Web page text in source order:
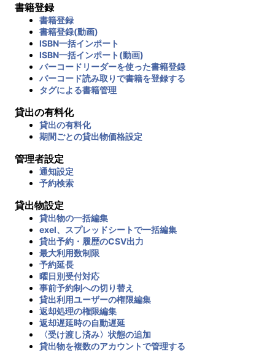
書籍登録
書籍登録
書籍登録(動画)
ISBN一括インポート
ISBN一括インポート(動画)
バーコードリーダーを使った書籍登録
バーコード読み取りで書籍を登録する
タグによる書籍管理
貸出の有料化
貸出の有料化
期間ごとの貸出物価格設定
管理者設定
通知設定
予約検索
貸出物設定
貸出物の一括編集
exel、スプレッドシートで一括編集
貸出予約・履歴のCSV出力
最大利用数制限
予約延長
曜日別受付対応
事前予約制への切り替え
貸出利用ユーザーの権限編集
返却処理の権限編集
返却遅延時の自動遅延
〈受け渡し済み〉状態の追加
貸出物を複数のアカウントで管理する